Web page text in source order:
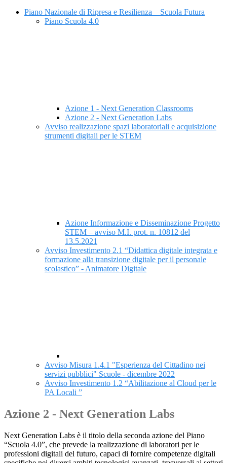
Piano Nazionale di Ripresa e Resilienza _ Scuola Futura
Piano Scuola 4.0
Azione 1 - Next Generation Classrooms
Azione 2 - Next Generation Labs
Avviso realizzazione spazi laboratoriali e acquisizione
strumenti digitali per le STEM
Azione Informazione e Disseminazione Progetto
STEM – avviso M.I. prot. n. 10812 del
13.5.2021
Avviso Investimento 2.1 “Didattica digitale integrata e
formazione alla transizione digitale per il personale
scolastico” - Animatore Digitale
Avviso Misura 1.4.1 "Esperienza del Cittadino nei
servizi pubblici" Scuole - dicembre 2022
Avviso Investimento 1.2 “Abilitazione al Cloud per le
PA Locali ”
Azione 2 - Next Generation Labs
Next Generation Labs è il titolo della seconda azione del Piano
“Scuola 4.0”, che prevede la realizzazione di laboratori per le
professioni digitali del futuro, capaci di fornire competenze digitali